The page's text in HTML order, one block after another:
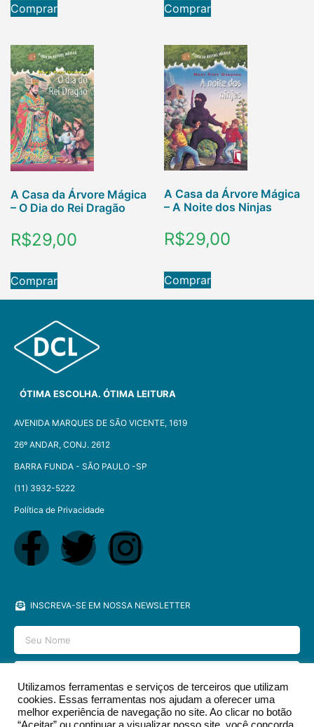
Comprar Comprar
A Casa da Árvore Mágica
– O Dia do Rei Dragão
R$29,00
Comprar
A Casa da Árvore Mágica
– A Noite dos Ninjas
R$29,00
Comprar
ÓTIMA ESCOLHA. ÓTIMA LEITURA
AVENIDA MARQUES DE SÃO VICENTE, 1619
26º ANDAR, CONJ. 2612
BARRA FUNDA - SÃO PAULO -SP​
(11) 3932-5222
Política de Privacidade
INSCREVA-SE EM NOSSA NEWSLETTER
ENVIAR
Utilizamos ferramentas e serviços de terceiros que utilizam
cookies. Essas ferramentas nos ajudam a oferecer uma
melhor experiência de navegação no site. Ao clicar no botão